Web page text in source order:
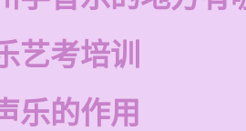
艺考培训
乐的作用